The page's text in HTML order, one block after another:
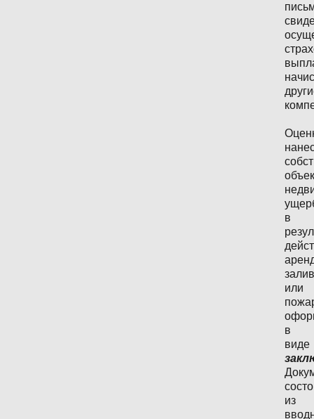
в
или
в
виде
из